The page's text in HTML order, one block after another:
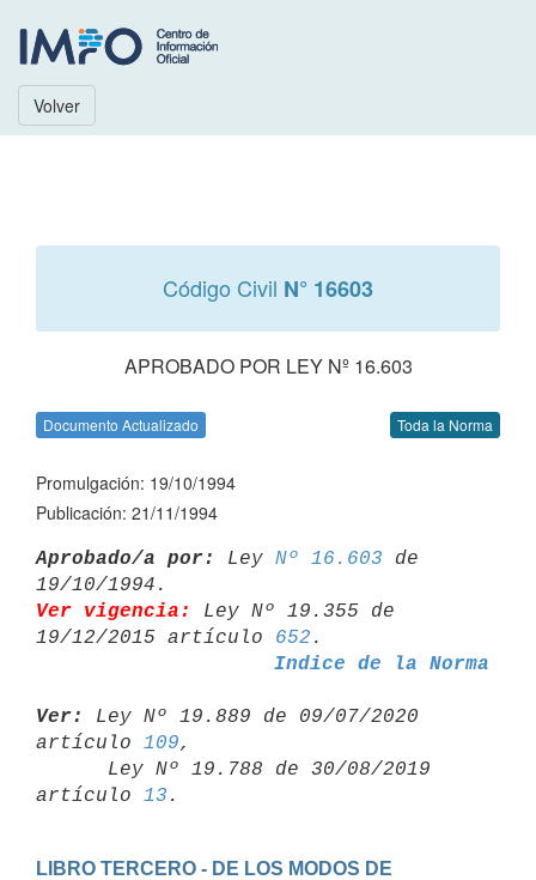
Volver
Código Civil N° 16603
APROBADO POR LEY Nº 16.603
Documento Actualizado Toda la Norma
Promulgación: 19/10/1994
Publicación: 21/11/1994
Aprobado/a por: Ley Nº 16.603 de
Ver vigencia:
Ley Nº 19.355 de
19/12/2015 artículo 652
Indice de la Norma
Ver:
Ley Nº 19.889 de 09/07/2020
artículo 109,
artículo 13
LIBRO TERCERO - DE LOS MODOS DE